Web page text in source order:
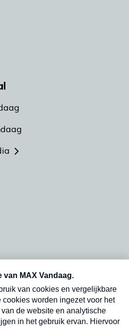
en dinsdagochtend in
Verzend